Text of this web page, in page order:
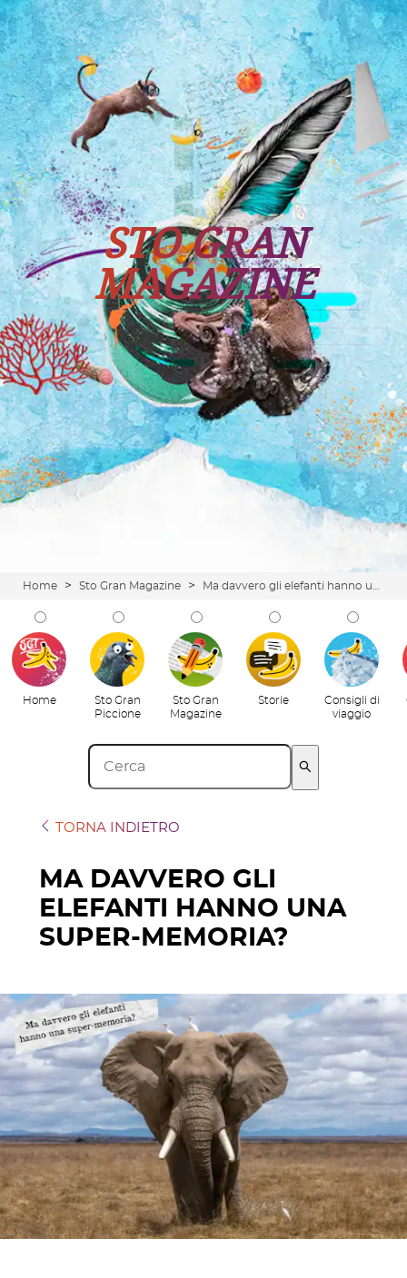
Tutti i viaggi Prossime partenze
STO GRAN
MAGAZINE
Home > Sto Gran Magazine >
Home
Sto Gran
Piccione
Sto Gran
Magazine
Storie
Consigli di
viaggio
TORNA INDIETRO
MA DAVVERO GLI
ELEFANTI HANNO UNA
SUPER-MEMORIA?